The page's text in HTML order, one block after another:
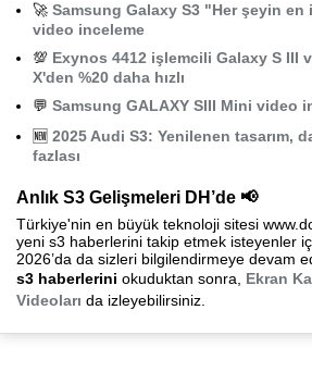
🚀 Samsung Galaxy S3 "Her şeyin
video inceleme
💯 Exynos 4412 işlemcili Galaxy S III
X'den %20 daha hızlı
💬 Samsung GALAXY SIII Mini video
🆕 2025 Audi S3: Yenilenen tasarım,
fazlası
Anlık S3 Gelişmeleri DH’de 📢
Türkiye'nin en büyük teknoloji sitesi
yeni s3 haberlerini takip etmek isteyenler
2026’da da sizleri bilgilendirmeye devam
s3 haberlerini okuduktan sonra, Ekran
Videoları da izleyebilirsiniz.